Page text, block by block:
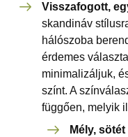
Visszafogott,
skandináv
hálószoba
érdemes
minimalizáljuk,
színt. A
függően, melyik
Mély,